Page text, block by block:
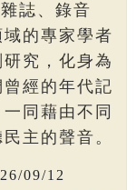
誌、錄音
的專家學者
究，化身為
經的年代記
同藉由不同
主的聲音。
09/12